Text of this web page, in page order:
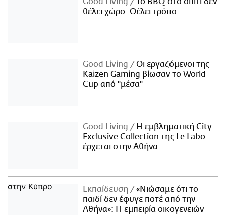
θέλει χώρο. Θέλει τρόπο.
Good Living
Οι εργαζόμενοι της
Kaizen Gaming βίωσαν το World
Cup από "μέσα"
Good Living
Η εμβληματική City
Exclusive Collection της Le Labo
έρχεται στην Αθήνα
Εκπαίδευση
«Νιώσαμε ότι το
παιδί δεν έφυγε ποτέ από την
Αθήνα»: Η εμπειρία οικογενειών